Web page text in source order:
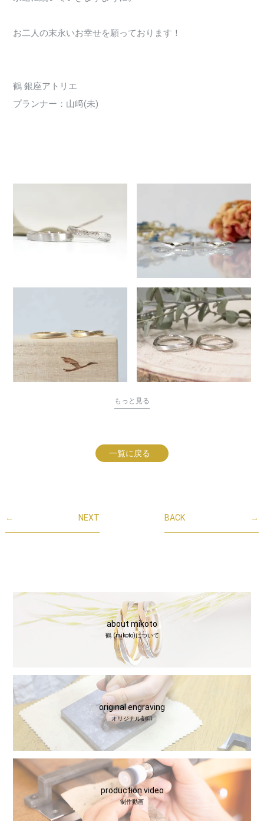
お二人の末永いお幸せを願っております！
鶴 銀座アトリエ
プランナー：山﨑(未)
もっと見る
一覧に戻る
← NEXT →
BACK
about mikoto
鶴 (mikoto)について
original engraving
オリジナル刻印
production video
制作動画